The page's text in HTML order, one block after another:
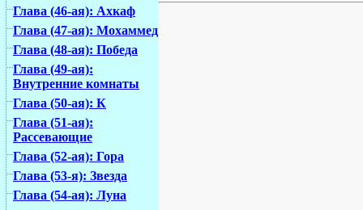
Глава (46-ая): Ахкаф
Глава (47-ая): Мохаммед
Глава (48-ая): Победа
Глава (49-ая):
Внутренние комнаты
Глава (50-ая): К
Глава (51-ая):
Рассевающие
Глава (52-ая): Гора
Глава (53-я): Звезда
Глава (54-ая): Луна